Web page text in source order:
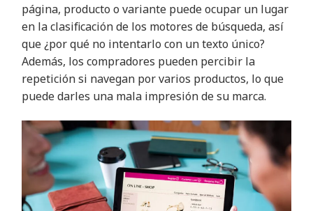
página, producto o variante puede ocupar un lugar
en la clasificación de los motores de búsqueda, así
que ¿por qué no intentarlo con un texto único?
Además, los compradores pueden percibir la
repetición si navegan por varios productos, lo que
puede darles una mala impresión de su marca.